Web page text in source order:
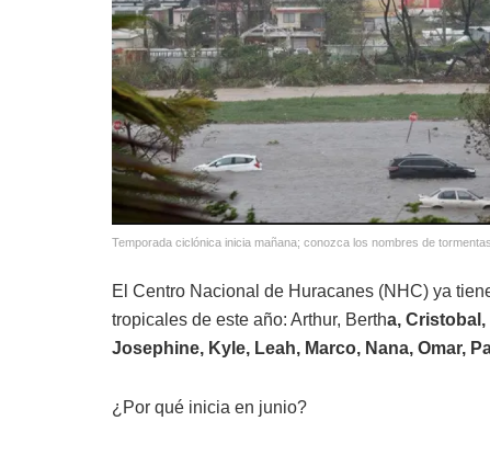
Temporada ciclónica inicia mañana; conozca los nombres de
El Centro Nacional de Huracanes (NHC) ya
tropicales de este año: Arthur, Bertha, Cristobal,
Josephine, Kyle, Leah, Marco, Nana, Omar,
¿Por qué inicia en junio?